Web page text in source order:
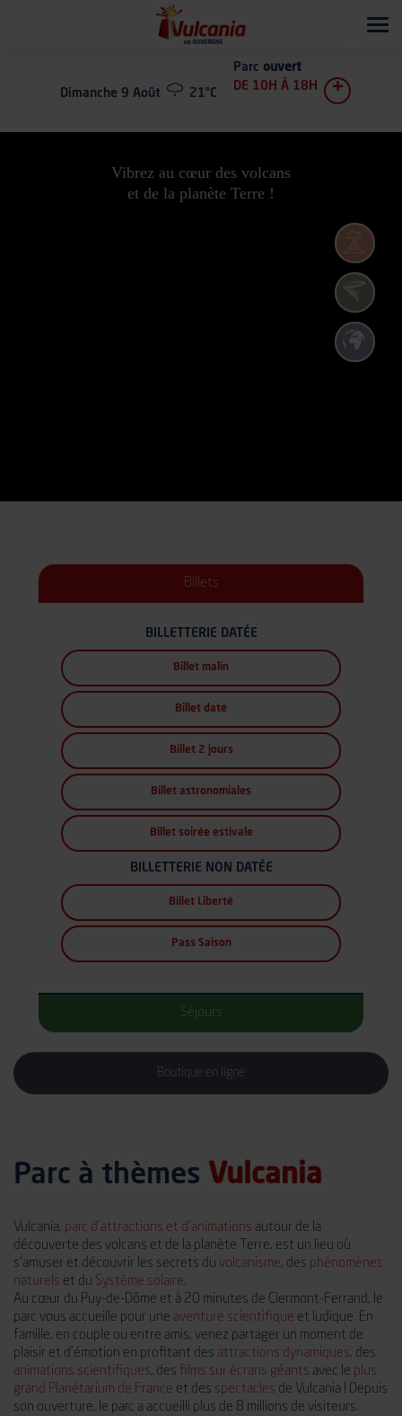
Dimanche 9 Août 21°C
Parc ouvert
DE 10H À 18H
+
Vibrez au cœur des volcans
et de la planète Terre !
Découvrez
le
monde
fascinant
des
volcans
Affrontez
les
Billets
BILLETTERIE DATÉE
Billet malin
Billet daté
Billet 2 jours
Billet astronomiales
Billet soirée estivale
BILLETTERIE NON DATÉE
Billet Liberté
Pass Saison
Séjours
Boutique en ligne
Parc à thèmes Vulcania
Vulcania, parc d’attractions et d’animations autour de la
découverte des volcans et de la planète Terre, est un lieu où
s’amuser et découvrir les secrets du volcanisme, des phénomènes
naturels et du Système solaire.
Au cœur du Puy-de-Dôme et à 20 minutes de Clermont-Ferrand, le
parc vous accueille pour une aventure scientifique et ludique. En
famille, en couple ou entre amis, venez partager un moment de
plaisir et d’émotion en profitant des attractions dynamiques, des
animations scientifiques, des films sur écrans géants avec le plus
grand Planétarium de France et des spectacles de Vulcania ! Depuis
son ouverture, le parc a accueilli plus de 8 millions de visiteurs.